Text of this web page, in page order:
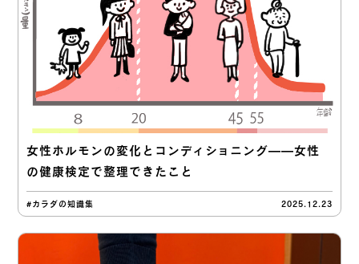
女性ホルモンの変化とコンディショニング——女性
の健康検定で整理できたこと
#カラダの知識集 2025.12.23